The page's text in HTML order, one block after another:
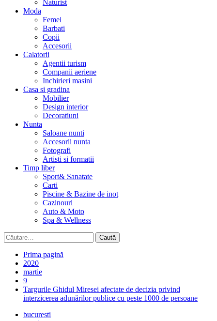
Naturist
Moda
Femei
Barbati
Copii
Accesorii
Calatorii
Agentii turism
Companii aeriene
Inchirieri masini
Casa si gradina
Mobilier
Design interior
Decoratiuni
Nunta
Saloane nunti
Accesorii nunta
Fotografi
Artisti si formatii
Timp liber
Sport& Sanatate
Carti
Piscine & Bazine de inot
Cazinouri
Auto & Moto
Spa & Wellness
Caută
după:
Prima pagină
2020
martie
9
Targurile Ghidul Miresei afectate de decizia privind
interzicerea adunărilor publice cu peste 1000 de persoane
bucuresti